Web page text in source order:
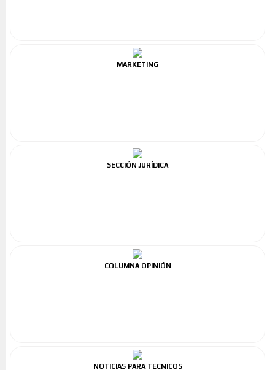
MARKETING
SECCIÓN JURÍDICA
COLUMNA OPINIÓN
NOTICIAS PARA TECNICOS